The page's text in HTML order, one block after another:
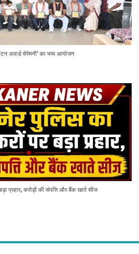
अवार्ड सेरेमनी’ का भव्य आयोजन
प्रहार, करोड़ों की संपत्ति और बैंक खाते सीज